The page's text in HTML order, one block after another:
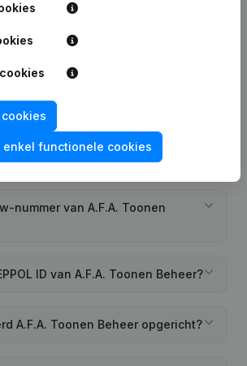
nummer van A.F.A. Toonen
nummer van A.F.A. Toonen
ID van A.F.A. Toonen Beheer?
A.F.A. Toonen Beheer opgericht?
enkel functionele cookies